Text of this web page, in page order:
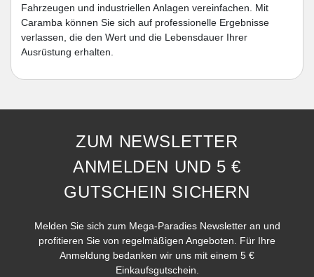
Fahrzeugen und industriellen Anlagen vereinfachen. Mit
Caramba können Sie sich auf professionelle Ergebnisse
verlassen, die den Wert und die Lebensdauer Ihrer
Ausrüstung erhalten.
ZUM NEWSLETTER
ANMELDEN UND 5 €
GUTSCHEIN SICHERN
Melden Sie sich zum Mega-Paradies Newsletter an und
profitieren Sie von regelmäßigen Angeboten. Für Ihre
Anmeldung bedanken wir uns mit einem 5 €
Einkaufsgutschein.